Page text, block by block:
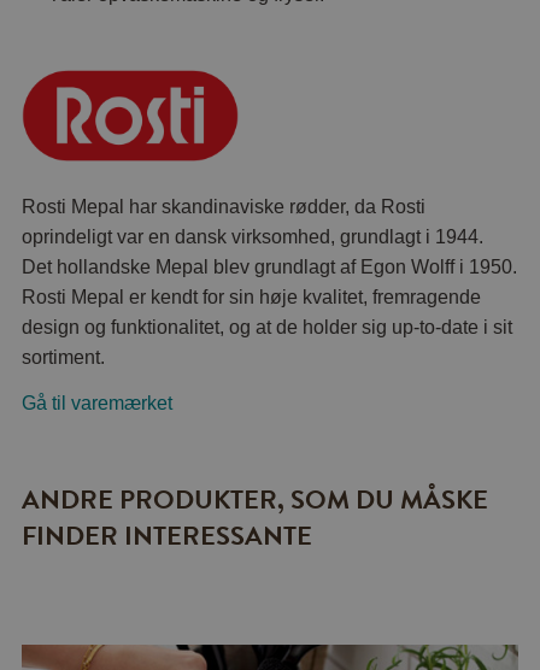
Rosti Mepal har skandinaviske rødder, da Rosti
oprindeligt var en dansk virksomhed, grundlagt i 1944.
Det hollandske Mepal blev grundlagt af Egon Wolff i 1950.
Rosti Mepal er kendt for sin høje kvalitet, fremragende
design og funktionalitet, og at de holder sig up-to-date i sit
sortiment.
Gå til varemærket
ANDRE PRODUKTER, SOM DU MÅSKE
FINDER INTERESSANTE